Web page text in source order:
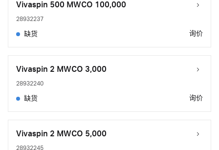
Vivaspin 500 MWCO 100,000
28932237
缺货 询价
Vivaspin 2 MWCO 3,000
28932240
缺货 询价
Vivaspin 2 MWCO 5,000
28932245